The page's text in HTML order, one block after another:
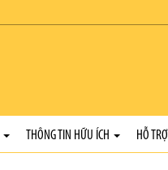
THÔNG TIN HỮU ÍCH HỖ TRỢ